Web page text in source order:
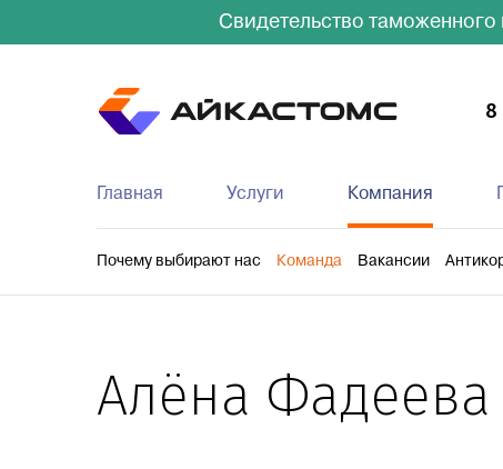
Свидетельство
Главная Услуги
Таможенное оформление Срочная
Компания
Почему выбирают нас Команда Вакансии
8
Алёна Фадеева